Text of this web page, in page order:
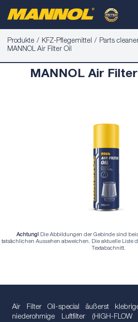
Produkte KFZ-Pflegemittel
Parts
MANNOL Air Filter Oil
MANNOL Air
Achtung! Die Abbildungen der Gebinde sind
tatsächlichen Aussehen abweichen. Die aktuelle Liste
Textabschnitt.
Air Filter Oil-special äußerst
niederohmige Luftfilter (HIGH-